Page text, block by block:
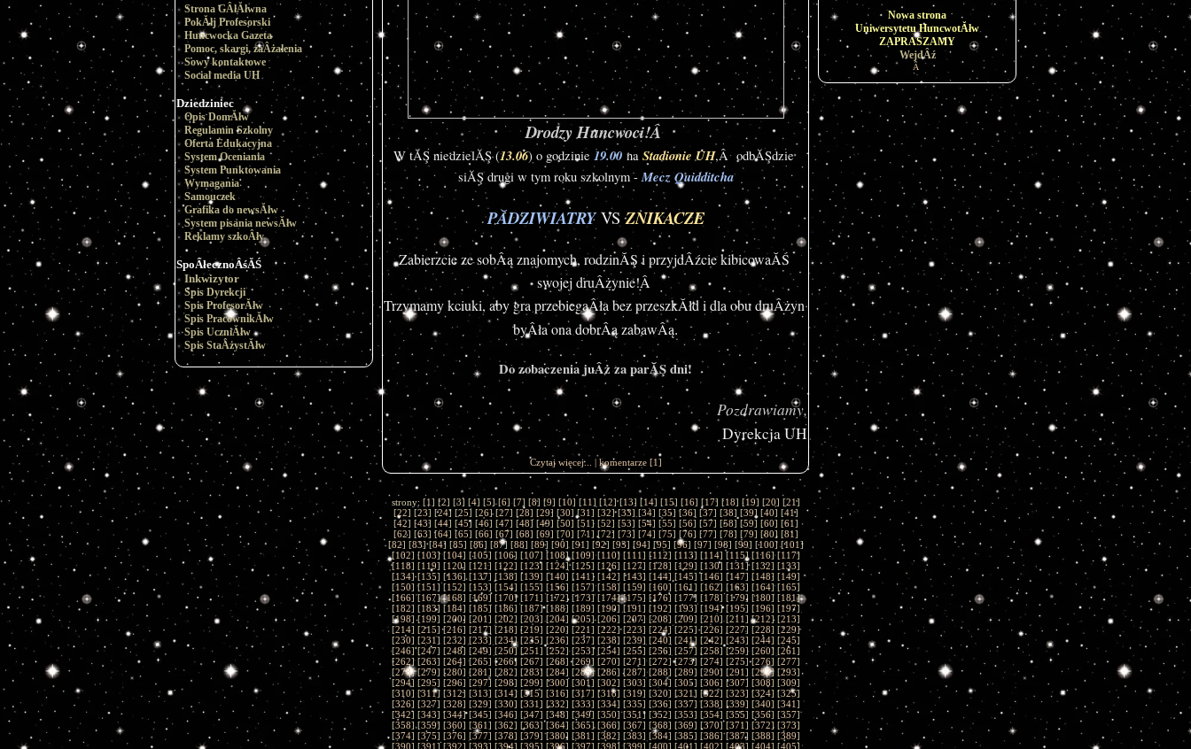
Strona GÂłĂłwna
PokĂłj Profesorski
Huncwocka Gazeta
Pomoc, skargi, zaÂżalenia
Sowy kontaktowe
Social media UH
Dziedziniec
Opis DomĂłw
Regulamin Szkolny
Oferta Edukacyjna
System Oceniania
System Punktowania
Wymagania
Samouczek
Grafika do newsĂłw
System pisania newsĂłw
Reklamy szkoÂły
SpoÂłecznoÂśĂŚ
Inkwizytor
Spis Dyrekcji
Spis ProfesorĂłw
Spis PracownikĂłw
Spis UczniĂłw
Spis StaÂżystĂłw
Drodzy Huncwoci!Â
W tĂŞ niedzielĂŞ (13.06) o godzinie 19.00 na Stadionie UH,Â  odbĂŞdzie
siĂŞ drugi w tym roku szkolnym - Mecz Quidditcha
PĂDZIWIATRY VS ZNIKACZE
Zabierzcie ze sobÂą znajomych, rodzinĂŞ i przyjdÂźcie kibicowaĂŚ
swojej druÂżynie!Â
Trzymamy kciuki, aby gra przebiegaÂła bez przeszkĂłd i dla obu druÂżyn
byÂła ona dobrÂą zabawÂą.
Do zobaczenia juÂż za parĂŞ dni!
Pozdrawiamy,
Dyrekcja UH
Czytaj więcej... | komentarze[1]
strony: [1] [2] [3] [4] [5] [6] [7] [8] [9] [10] [11] [12] [13] [14] [15] [16] [17] [18] [19] [20] [21]
[22] [23] [24] [25] [26] [27] [28] [29] [30] [31] [32] [33] [34] [35] [36] [37] [38] [39] [40] [41]
[42] [43] [44] [45] [46] [47] [48] [49] [50] [51] [52] [53] [54] [55] [56] [57] [58] [59] [60] [61]
[62] [63] [64] [65] [66] [67] [68] [69] [70] [71] [72] [73] [74] [75] [76] [77] [78] [79] [80] [81]
[82] [83] [84] [85] [86] [87] [88] [89] [90] [91] [92] [93] [94] [95] [96] [97] [98] [99] [100] [101]
[102] [103] [104] [105] [106] [107] [108] [109] [110] [111] [112] [113] [114] [115] [116] [117]
[118] [119] [120] [121] [122] [123] [124] [125] [126] [127] [128] [129] [130] [131] [132] [133]
[134] [135] [136] [137] [138] [139] [140] [141] [142] [143] [144] [145] [146] [147] [148] [149]
[150] [151] [152] [153] [154] [155] [156] [157] [158] [159] [160] [161] [162] [163] [164] [165]
[166] [167] [168] [169] [170] [171] [172] [173] [174] [175] [176] [177] [178] [179] [180] [181]
[182] [183] [184] [185] [186] [187] [188] [189] [190] [191] [192] [193] [194] [195] [196] [197]
[198] [199] [200] [201] [202] [203] [204] [205] [206] [207] [208] [209] [210] [211] [212] [213]
[214] [215] [216] [217] [218] [219] [220] [221] [222] [223] [224] [225] [226] [227] [228] [229]
[230] [231] [232] [233] [234] [235] [236] [237] [238] [239] [240] [241] [242] [243] [244] [245]
[246] [247] [248] [249] [250] [251] [252] [253] [254] [255] [256] [257] [258] [259] [260] [261]
[262] [263] [264] [265] [266] [267] [268] [269] [270] [271] [272] [273] [274] [275] [276] [277]
[278] [279] [280] [281] [282] [283] [284] [285] [286] [287] [288] [289] [290] [291] [292] [293]
[294] [295] [296] [297] [298] [299] [300] [301] [302] [303] [304] [305] [306] [307] [308] [309]
[310] [311] [312] [313] [314] [315] [316] [317] [318] [319] [320] [321] [322] [323] [324] [325]
[326] [327] [328] [329] [330] [331] [332] [333] [334] [335] [336] [337] [338] [339] [340] [341]
[342] [343] [344] [345] [346] [347] [348] [349] [350] [351] [352] [353] [354] [355] [356] [357]
[358] [359] [360] [361] [362] [363] [364] [365] [366] [367] [368] [369] [370] [371] [372] [373]
[374] [375] [376] [377] [378] [379] [380] [381] [382] [383] [384] [385] [386] [387] [388] [389]
[390] [391] [392] [393] [394] [395] [396] [397] [398] [399] [400] [401] [402] [403] [404] [405]
Nowa strona
Uniwersytetu HuncwotĂłw
ZAPRASZAMY
WejdÂź
Â